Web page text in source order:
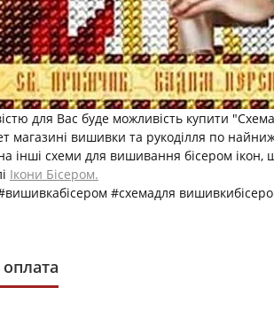
для Вас буде можливість купити
магазині вишивки та рукоділля по
інші схеми для вишивання бісером
Ікони Бісером.
#схемадля